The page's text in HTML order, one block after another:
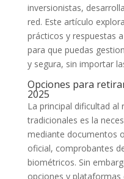
inversionistas,
red. Este artículo
prácticos y respuestas
para que puedas
y segura, sin importar
Opciones para
2025
La principal dificultad
tradicionales es la
mediante documentos
oficial, comprobantes
biométricos. Sin
opciones y